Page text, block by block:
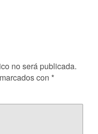
no será publicada.
con *